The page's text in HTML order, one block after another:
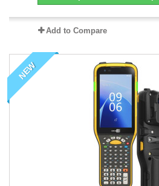
Add to Compare
NEW